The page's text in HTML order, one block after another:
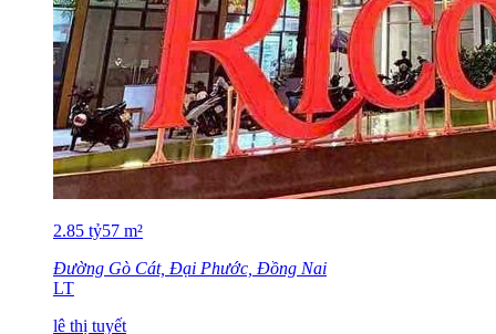
2.85 tỷ57 m²
Đường Gò Cát, Đại Phước, Đồng Nai
LT
lê thị tuyết